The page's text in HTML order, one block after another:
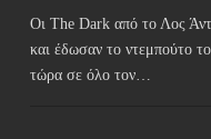
Οι The Dark από το Λος
και έδωσαν το ντεμπούτο
τώρα σε όλο τον…